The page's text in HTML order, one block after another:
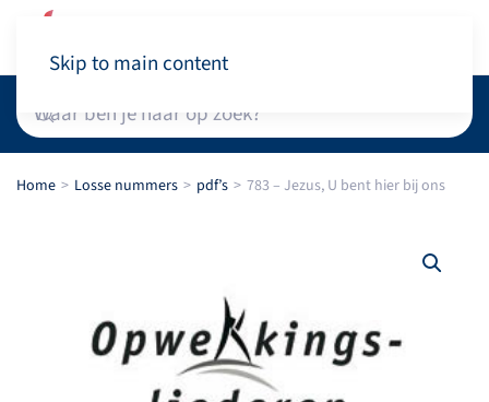
Skip to main content
Home Losse nummers pdf’s 783 – Jezus, U bent hier bij ons